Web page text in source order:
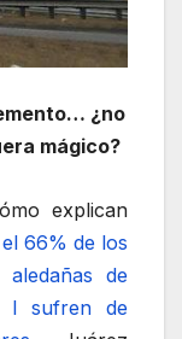
¿no
mágico?
explican
66% de los
aledañas de
I sufren de